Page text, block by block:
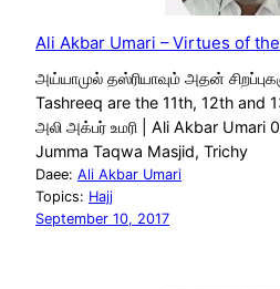
Ali Akbar Umari – Virtues of
அய்யாமுல் தஸ்ரியாவும் அதன்
Tashreeq are the 11th, 12th and
அலி அக்பர் உமரி | Ali Akbar Umari
Jumma Taqwa Masjid, Trichy
Daee: Ali Akbar Umari
Topics: Hajj
September 10, 2017